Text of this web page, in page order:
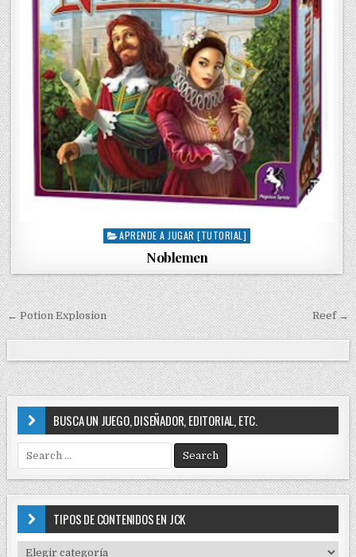
P
t
e
d
i
APRENDE A JUGAR [TUTORIAL]
Noblemen
N
a
v
e
a
c
i
ó
n
← Potion Explosion Reef →
BUSCA UN JUEGO, DISEÑADOR, EDITORIAL, ETC.
e
a
r
f
TIPOS DE CONTENIDOS EN JCK